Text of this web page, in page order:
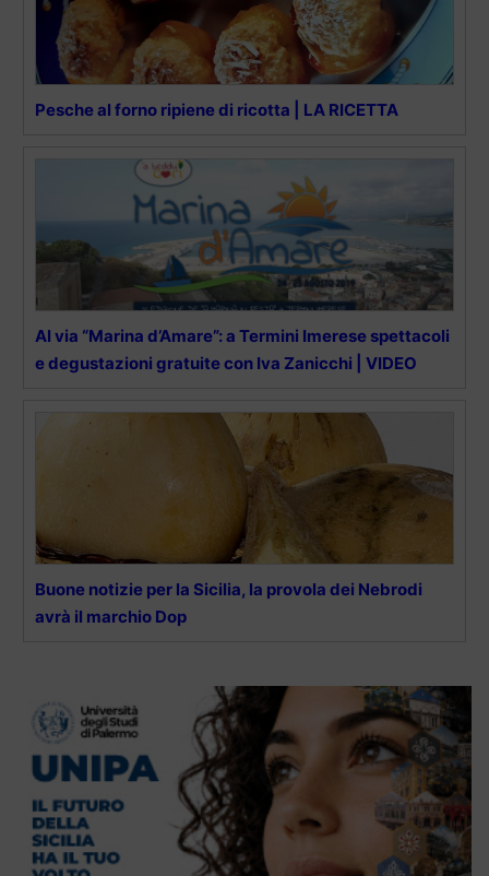
Pesche al forno ripiene di ricotta | LA RICETTA
Al via “Marina d’Amare”: a Termini Imerese spettacoli
e degustazioni gratuite con Iva Zanicchi | VIDEO
Buone notizie per la Sicilia, la provola dei Nebrodi
avrà il marchio Dop